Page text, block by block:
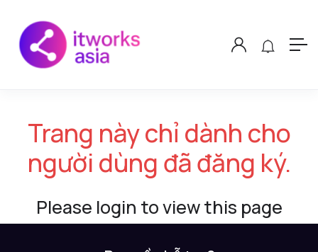
Trang này chỉ dành cho
người dùng đã đăng ký.
Please login to view this page